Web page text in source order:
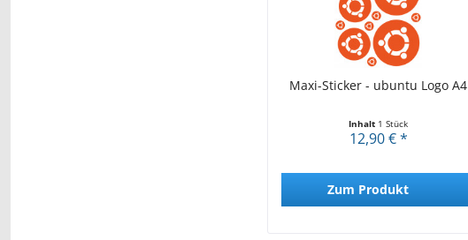
Maxi-Sticker - ubuntu Logo A4
Inhalt 1 Stück
12,90 € *
Zum Produkt